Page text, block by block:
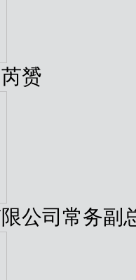
赟
公司常务副